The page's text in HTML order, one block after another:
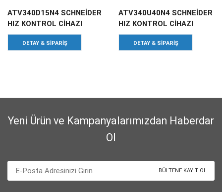
ATV340D15N4 SCHNEİDER
HIZ KONTROL CİHAZI
DETAY & SIPARIŞ
ATV340U40N4 SCHNEİDER
HIZ KONTROL CİHAZI
DETAY & SIPARIŞ
Yeni Ürün ve Kampanyalarımızdan Haberdar
Ol